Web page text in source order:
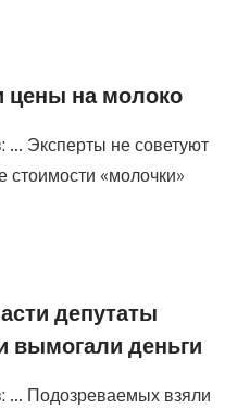
цены на молоко
… Эксперты не советуют
стоимости «молочки»
депутаты
вымогали деньги
… Подозреваемых взяли